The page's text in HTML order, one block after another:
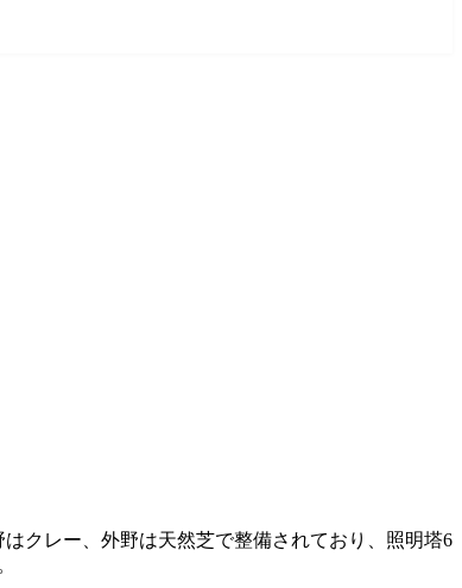
クレー、外野は天然芝で整備されており、照明塔6